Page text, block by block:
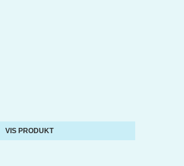
VIS PRODUKT